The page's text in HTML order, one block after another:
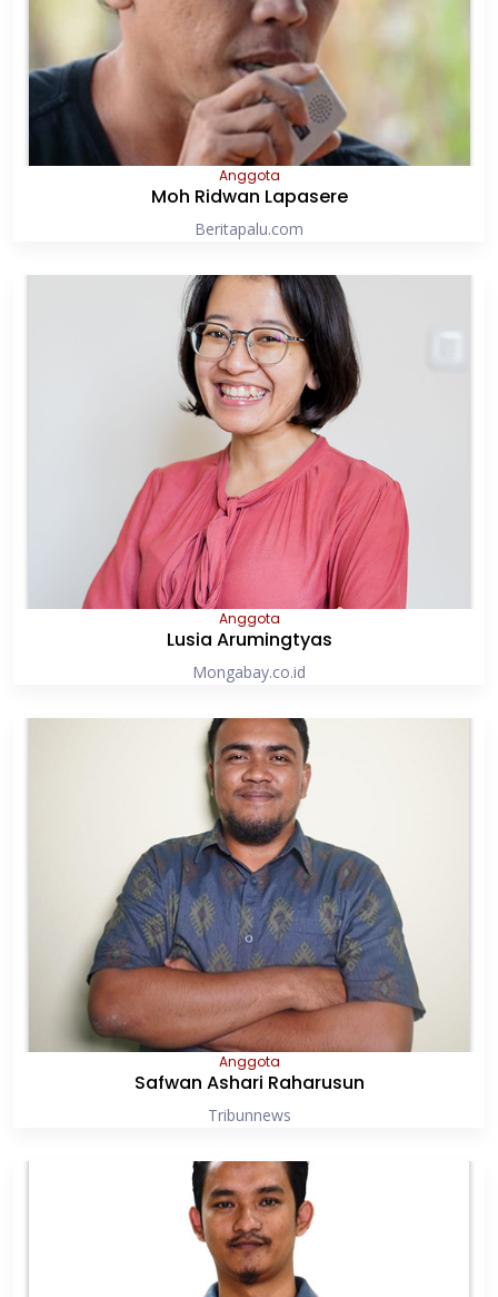
Anggota
Moh Ridwan Lapasere
Beritapalu.com
Anggota
Lusia Arumingtyas
Mongabay.co.id
Anggota
Safwan Ashari Raharusun
Tribunnews